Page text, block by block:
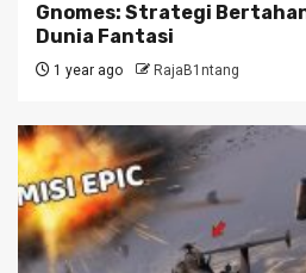
Gnomes: Strategi
Dunia Fantasi
1 year ago RajaB1ntang